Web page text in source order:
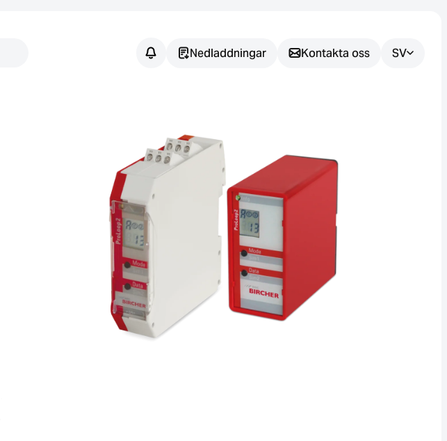
Nedladdningar Kontakta oss SV
frågor?
Vi hjälper dig att hitta rätt
sensorlösning för din
tillämpning.